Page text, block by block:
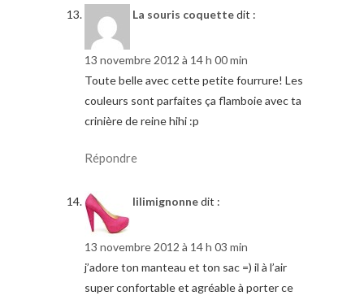
La souris coquettedit :
13 novembre 2012 à 14 h 00 min
Toute belle avec cette petite fourrure! Les
couleurs sont parfaites ça flamboie avec ta
crinière de reine hihi :p
Répondre
lilimignonnedit :
13 novembre 2012 à 14 h 03 min
j’adore ton manteau et ton sac =) il à l’air
super confortable et agréable à porter ce